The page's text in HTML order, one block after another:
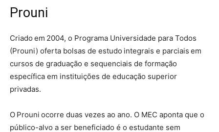
Prouni
Criado em 2004, o Programa Universidade para Todos
(Prouni) oferta bolsas de estudo integrais e parciais em
cursos de graduação e sequenciais de formação
específica em instituições de educação superior
privadas.
O Prouni ocorre duas vezes ao ano. O MEC aponta que o
público-alvo a ser beneficiado é o estudante sem